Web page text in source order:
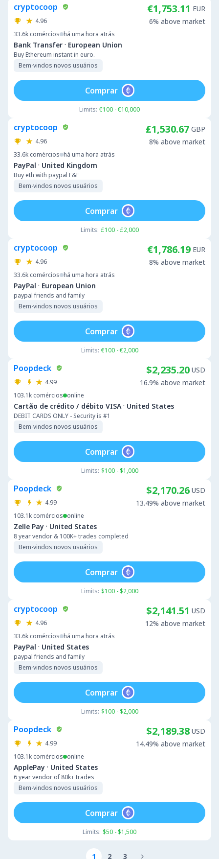
cryptocoop
4.96
33.6k comércios há uma hora atrás
Bank Transfer · European Union
Buy Ethereum instant in euro.
Bem-vindos novos usuários
€1,753.11 EUR
6% above market
Limits: €100 - €10,000
Comprar
cryptocoop
4.96
33.6k comércios há uma hora atrás
PayPal · United Kingdom
Buy eth with paypal F&F
Bem-vindos novos usuários
£1,530.67 GBP
8% above market
Limits: £100 - £2,000
Comprar
cryptocoop
4.96
33.6k comércios há uma hora atrás
PayPal · European Union
paypal friends and family
Bem-vindos novos usuários
€1,786.19 EUR
8% above market
Limits: €100 - €2,000
Comprar
Poopdeck
4.99
103.1k comércios online
Cartão de crédito / débito VISA · United States
DEBIT CARDS ONLY - Security is #1
Bem-vindos novos usuários
$2,235.20 USD
16.9% above market
Limits: $100 - $1,000
Comprar
Poopdeck
4.99
103.1k comércios online
Zelle Pay · United States
8 year vendor & 100K+ trades completed
Bem-vindos novos usuários
$2,170.26 USD
13.49% above market
Limits: $100 - $2,000
Comprar
cryptocoop
4.96
33.6k comércios há uma hora atrás
PayPal · United States
paypal friends and family
Bem-vindos novos usuários
$2,141.51 USD
12% above market
Limits: $100 - $2,000
Comprar
Poopdeck
4.99
103.1k comércios online
ApplePay · United States
6 year vendor of 80k+ trades
Bem-vindos novos usuários
$2,189.38 USD
14.49% above market
Limits: $50 - $1,500
Comprar
1 2 3 